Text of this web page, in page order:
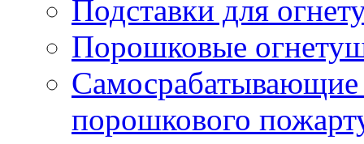
Подставки для
Порошковые
порошкового